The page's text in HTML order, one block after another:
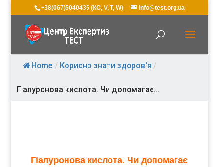
+38(067)5040435 (КС, V, T, W) info@test.org.ua
Home / Корисно знати здоров'я /
Гіалуронова кислота. Чи допомагає...
Гіалуронова кислота. Чи допомагає